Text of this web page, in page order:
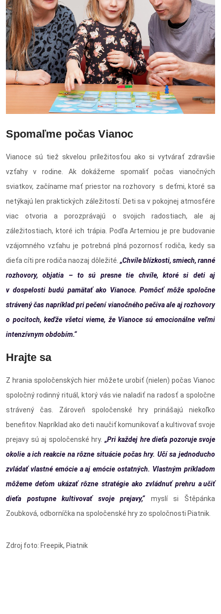
Spomaľme počas Vianoc
Vianoce sú tiež skvelou príležitosťou ako si vytvárať zdravšie
vzťahy v rodine. Ak dokážeme spomaliť počas vianočných
sviatkov, začíname mať priestor na rozhovory s deťmi, ktoré sa
netýkajú len praktických záležitostí. Deti sa v pokojnej atmosfére
viac otvoria a porozprávajú o svojich radostiach, ale aj
záležitostiach, ktoré ich trápia. Podľa Artemiou je pre budovanie
vzájomného vzťahu je potrebná plná pozornosť rodiča, kedy sa
dieťa cíti pre rodiča naozaj dôležité. „Chvíle blízkosti, smiech, ranné
rozhovory, objatia – to sú presne tie chvíle, ktoré si deti aj
v dospelosti budú pamätať ako Vianoce. Pomôcť môže spoločne
strávený čas napríklad pri pečení vianočného pečiva ale aj rozhovory
o pocitoch, keďže všetci vieme, že Vianoce sú emocionálne veľmi
intenzívnym obdobím.“
Hrajte sa
Z hrania spoločenských hier môžete urobiť (nielen) počas Vianoc
spoločný rodinný rituál, ktorý vás vie naladiť na radosť a spoločne
strávený čas. Zároveň spoločenské hry prinášajú niekoľko
benefitov. Napríklad ako deti naučiť komunikovať a kultivovať svoje
prejavy sú aj spoločenské hry. „Pri každej hre dieťa pozoruje svoje
okolie a ich reakcie na rôzne situácie počas hry. Učí sa jednoducho
zvládať vlastné emócie a aj emócie ostatných. Vlastným príkladom
môžeme deťom ukázať rôzne stratégie ako zvládnuť prehru a učiť
dieťa postupne kultivovať svoje prejavy,“
myslí si Štěpánka
Zoubková, odborníčka na spoločenské hry zo spoločnosti Piatnik.
Zdroj foto: Freepik, Piatnik